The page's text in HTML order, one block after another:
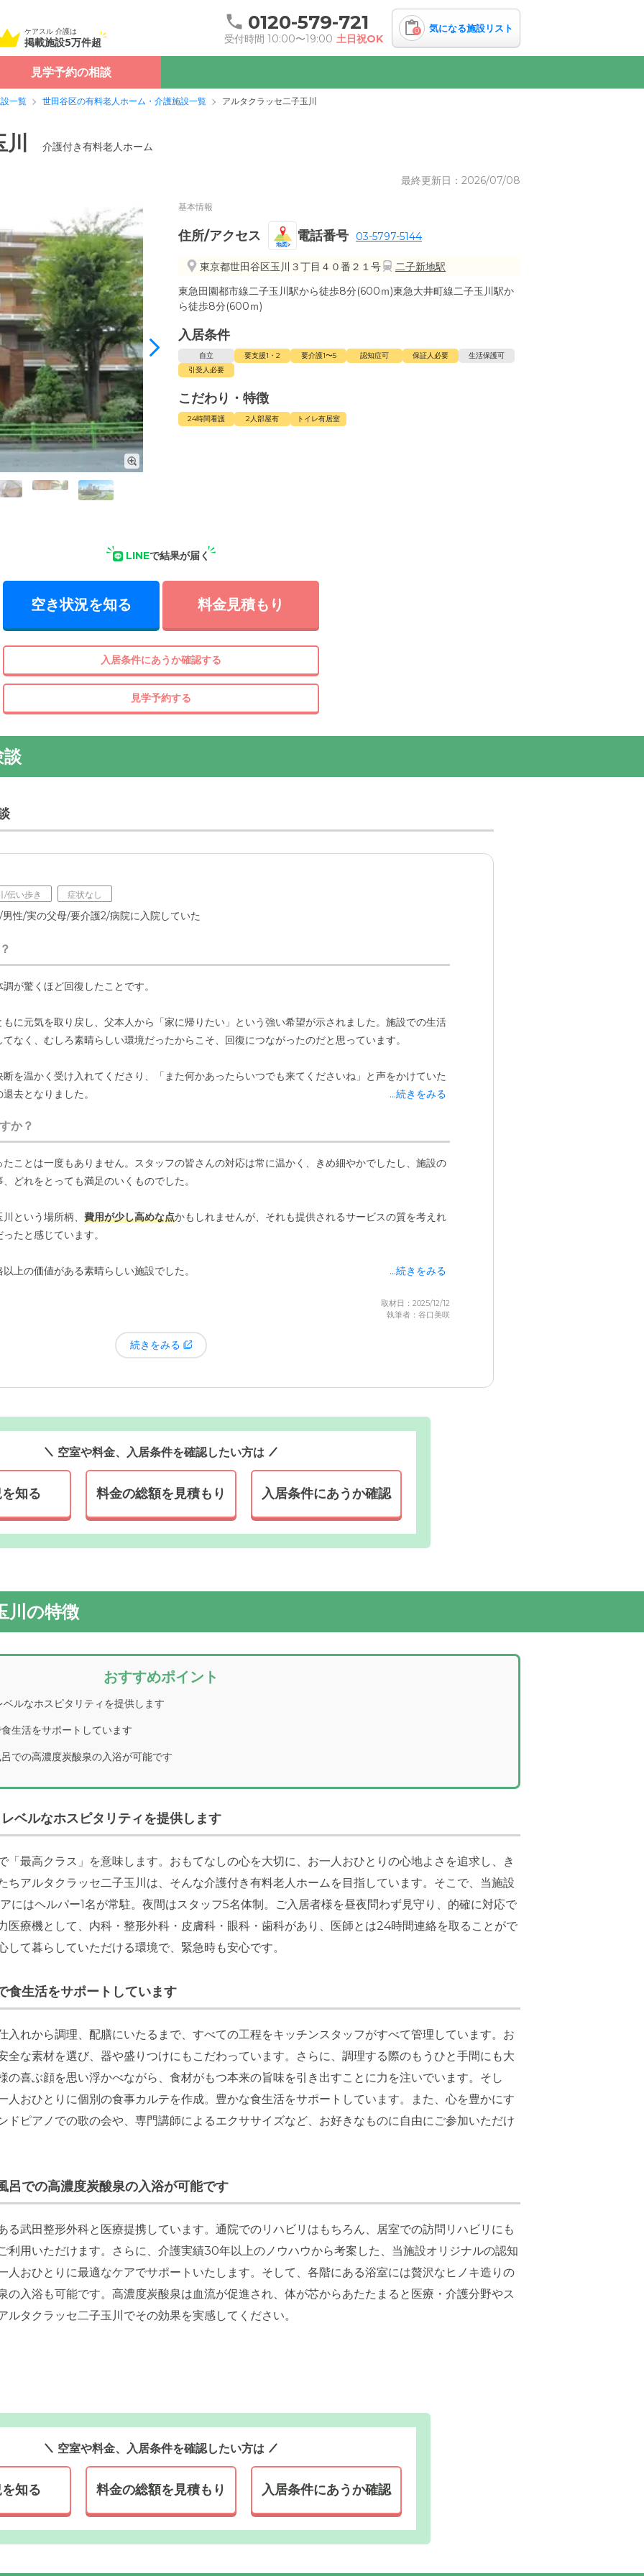
ケアスル 介護は
掲載施設5万件超
0120-579-721
受付時間 10:00〜19:00 土日祝OK
0 気になる施設リスト
見学予約の相談
一覧 世田谷区の有料老人ホーム・介護施設一覧 アルタクラッセ二子玉川
介護付き有料老人ホーム
最終更新日：2026/07/08
明るい窓とバルコニーがあって、植栽や歩道と一緒に緑いっぱいの気持
基本情報
住所/アクセス
地図
電話番号 03-5797-5144
東京都世田谷区玉川３丁目４０番２１号
二子新地駅
東急田園都市線二子玉川駅から徒歩8分(600ｍ)東急大井町線二子玉川駅か
ら徒歩8分(600ｍ)
入居条件
自立 要支援1・2 要介護1〜5 認知症可 保証人必要
生活保護可
引受人必要
こだわり・特徴
24時間看護 2人部屋有 トイレ有居室
LINEで結果が届く
空き状況を知る 料金見積もり
入居条件にあうか確認する
見学予約する
談
/伝い歩き 症状なし
性/実の父母/要介護2/病院に入院していた
が驚くほど回復したことです。
に元気を取り戻し、父本人から「家に帰りたい」という強い希望が示されました。施設での生活
なく、むしろ素晴らしい環境だったからこそ、回復につながったのだと思っています。
を温かく受け入れてくださり、「また何かあったらいつでも来てくださいね」と声をかけていた
去となりました。
...続きをみる
か？
ことは一度もありません。スタッフの皆さんの対応は常に温かく、きめ細やかでしたし、施設の
どれをとっても満足のいくものでした。
という場所柄、 費用が少し高めな点かもしれませんが、それも提供されるサービスの質を考えれ
たと感じています。
上の価値がある素晴らしい施設でした。 ...続きをみる
取材日：2025/12/12
執筆者：谷口美咲
続きをみる
空室や料金、入居条件を確認したい方は
知る 料金の総額を見積もり 入居条件にあうか確認
川の特徴
おすすめポイント
ルなホスピタリティを提供します
生活をサポートしています
での高濃度炭酸泉の入浴が可能です
ベルなホスピタリティを提供します
「最高クラス」を意味します。おもてなしの心を大切に、お一人おひとりの心地よさを追求し、き
ちアルタクラッセ二子玉川は、そんな介護付き有料老人ホームを目指しています。そこで、当施設
にはヘルパー1名が常駐。夜間はスタッフ5名体制。ご入居者様を昼夜問わず見守り、的確に対応で
医療機として、内科・整形外科・皮膚科・眼科・歯科があり、医師とは24時間連絡を取ることがで
て暮らしていただける環境で、緊急時も安心です。
食生活をサポートしています
入れから調理、配膳にいたるまで、すべての工程をキッチンスタッフがすべて管理しています。お
全な素材を選び、器や盛りつけにもこだわっています。さらに、調理する際のもうひと手間にも大
の喜ぶ顔を思い浮かべながら、食材がもつ本来の旨味を引き出すことに力を注いでいます。そし
人おひとりに個別の食事カルテを作成。豊かな食生活をサポートしています。また、心を豊かにす
ドピアノでの歌の会や、専門講師によるエクササイズなど、お好きなものに自由にご参加いただけ
呂での高濃度炭酸泉の入浴が可能です
る武田整形外科と医療提携しています。通院でのリハビリはもちろん、居室での訪問リハビリにも
利用いただけます。さらに、介護実績30年以上のノウハウから考案した、当施設オリジナルの認知
人おひとりに最適なケアでサポートいたします。そして、各階にある浴室には贅沢なヒノキ造りの
の入浴も可能です。高濃度炭酸泉は血流が促進され、体が芯からあたたまると医療・介護分野やス
タクラッセ二子玉川でその効果を実感してください。
空室や料金、入居条件を確認したい方は
知る 料金の総額を見積もり 入居条件にあうか確認